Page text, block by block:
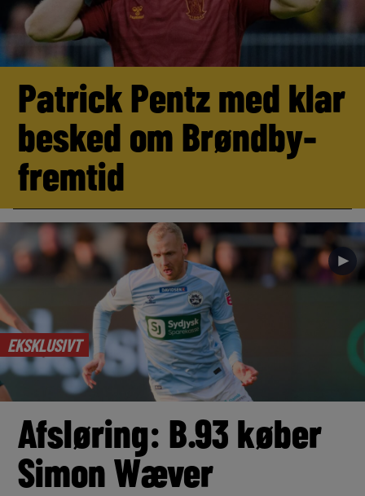
Patrick Pentz med klar
besked om Brøndby-
fremtid
EKSKLUSIVT
►
Afsløring: B.93 køber
Simon Wæver